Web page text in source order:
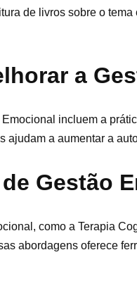
de livros sobre o
a
incluem a
ajudam a aumentar a
Gestão
como a Terapia
abordagens oferece